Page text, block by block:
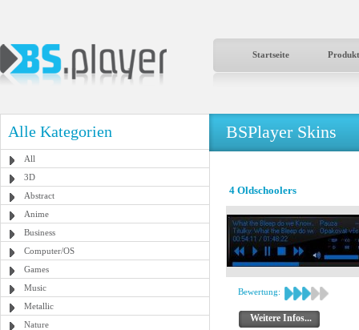
Startseite
Alle Kategorien
All
3D
Abstract
Anime
Business
Computer/OS
Games
Music
Metallic
Nature
BSPlayer Skins
4 Oldschoolers
Bewertung:
Weitere Infos...